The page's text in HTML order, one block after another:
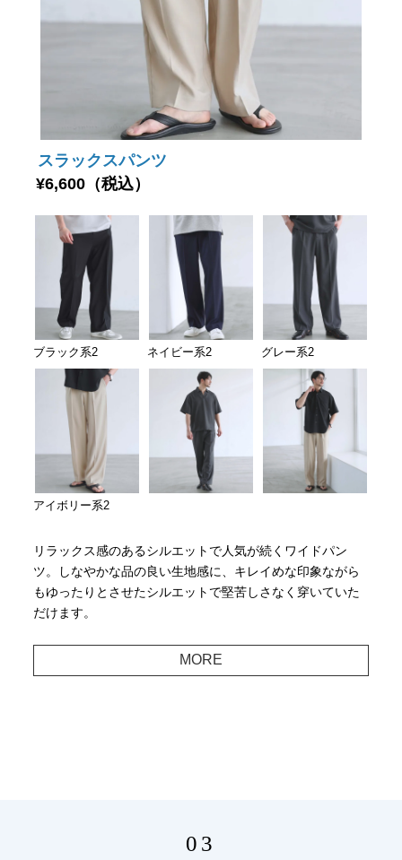
スラックスパンツ
¥6,600（税込）
ブラック系2 ネイビー系2 グレー系2
アイボリー系2
リラックス感のあるシルエットで人気が続くワイドパン
ツ。しなやかな品の良い生地感に、キレイめな印象ながら
もゆったりとさせたシルエットで堅苦しさなく穿いていた
だけます。
MORE
03